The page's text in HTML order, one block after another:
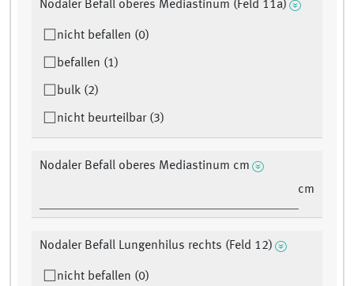
Nodaler Befall oberes Mediastinum (Feld 11a)
nicht befallen (0)
befallen (1)
bulk (2)
nicht beurteilbar (3)
Nodaler Befall oberes Mediastinum cm
cm
Nodaler Befall Lungenhilus rechts (Feld 12)
nicht befallen (0)